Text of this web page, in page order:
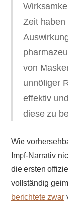
Zeit haben
von
unnötiger
effektiv
diese zu
Wie
Impf-Narrativ
die ersten
vollständig
berichtete zwar